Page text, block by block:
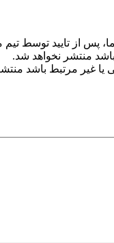
پس از تایید توسط تیم
منتشر نخواهد شد.
یا غیر مرتبط باشد